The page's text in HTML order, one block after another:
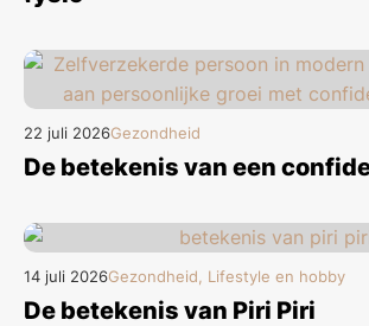
22 juli 2026Gezondheid
De betekenis van een
14 juli 2026Gezondheid, Lifestyle en hobby
De betekenis van Piri Piri